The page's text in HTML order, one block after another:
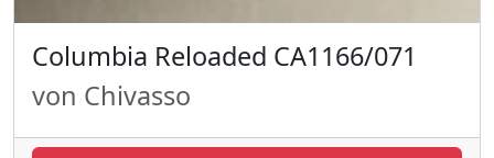
Columbia Reloaded CA1166/071
von Chivasso